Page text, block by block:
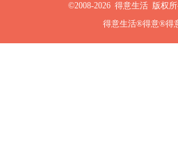
©2008-2026 得意生活 版权
得意生活®得意®得